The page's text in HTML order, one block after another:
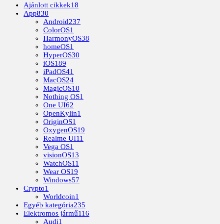
Ajánlott cikkek18
App830
Android237
ColorOS1
HarmonyOS38
homeOS1
HyperOS30
iOS189
iPadOS41
MacOS24
MagicOS10
Nothing OS1
One UI62
OpenKylin1
OriginOS1
OxygenOS19
Realme UI11
Vega OS1
visionOS13
WatchOS11
Wear OS19
Windows57
Crypto1
Worldcoin1
Egyéb kategória235
Elektromos jármű116
Audi1